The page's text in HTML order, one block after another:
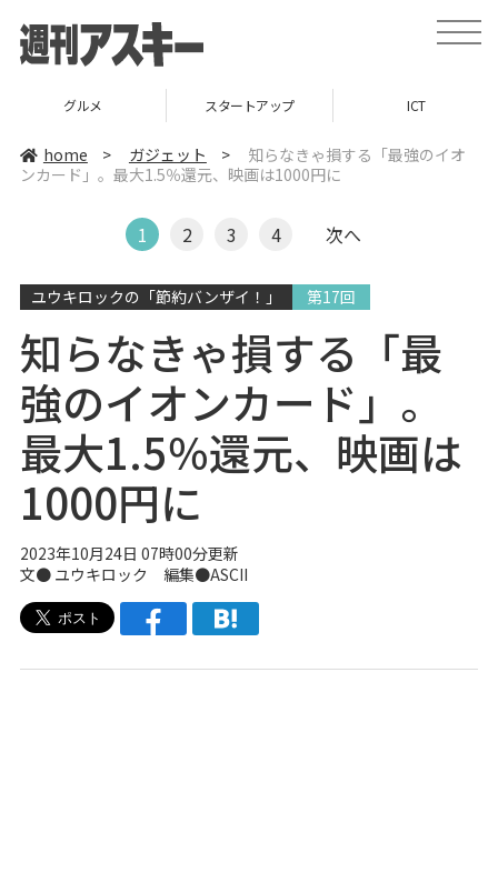
t
o
v
グルメ スタートアップ ICT
home > ガジェット >
知らなきゃ損する「最強のイオ
ンカード」。最大1.5％還元、映画は1000円に
1 2 3 4 次へ
ユウキロックの「節約バンザイ！」 第17回
知らなきゃ損する「最
強のイオンカード」。
最大1.5％還元、映画は
1000円に
2023年10月24日 07時00分更新
文● ユウキロック 編集●ASCII